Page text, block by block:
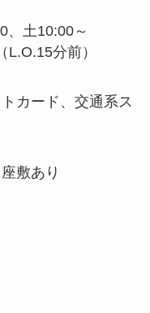
、土10:00～
分前）
カード、交通系ス
敷あり